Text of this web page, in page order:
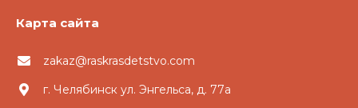
Карта сайта
zakaz@raskrasdetstvo.com
г. Челябинск ул. Энгельса, д. 77а